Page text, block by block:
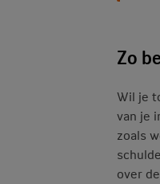
Zo
Wil je
van je
zoals
over